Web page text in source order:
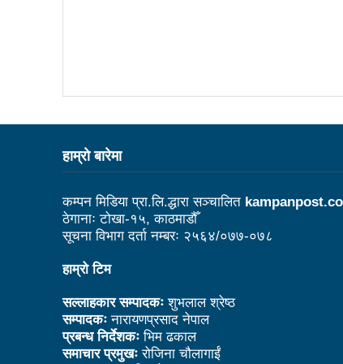
नेपाल अभौतिक सांस्कृतिक
आज भाषा दिवसः बाग्मतीमा
सूचना प्रविधिका क्षेत्रमा
जनकलाकार श्रेष्ठ
पर्यटन क्षेत्रको विकासका
हाम्राे बारेमा
कम्पन मिडिया प्रा.लि.द्धारा सञ्चालित
ठेगानाः टोखा-१५, काठमाडौँ
सूचना विभाग दर्ता नम्बरः २५६४/०७७-०७८
हाम्रो टिम
सल्लाहकार सम्पादकःशुभलाल श्रेष्ठ
सम्पादकःनारायणप्रसाद नेपाल
प्रबन्ध निर्देशकःभिम ढकाल
समाचार प्रमुखःरोजिना चौलागाईं